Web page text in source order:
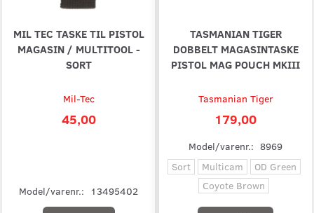
MIL TEC TASKE TIL PISTOL
MAGASIN / MULTITOOL -
SORT
Mil-Tec
45,00
Model/varenr.: 13495402
TASMANIAN TIGER
DOBBELT MAGASINTASKE
PISTOL MAG POUCH MKIII
Tasmanian Tiger
179,00
Model/varenr.: 8969
Sort
Multicam
OD Green
Coyote Brown